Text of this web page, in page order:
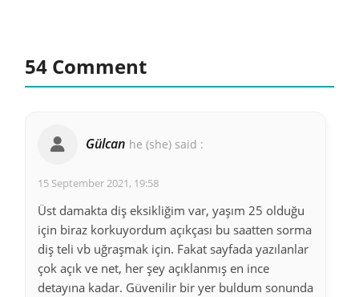
54 Comment
Gülcan he (she) said :
15 September 2021, 19:58
Üst damakta diş eksikliğim var, yaşım 25 olduğu
için biraz korkuyordum açıkçası bu saatten sorma
diş teli vb uğraşmak için. Fakat sayfada yazılanlar
çok açık ve net, her şey açıklanmış en ince
detayına kadar. Güvenilir bir yer buldum sonunda